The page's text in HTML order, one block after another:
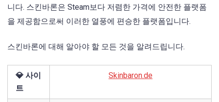
니다. 스킨바론은 Steam보다 저렴한 가격에 안전한 플랫폼
을 제공함으로써 이러한 열풍에 편승한 플랫폼입니다.
스킨바론에 대해 알아야 할 모든 것을 알려드립니다.
💎 사이
트
Skinbaron.de